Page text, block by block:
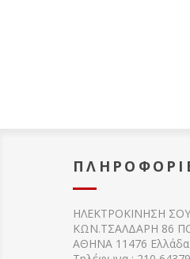
ΗΛΕΚΤΡΟΚΙΝΗΣΗ
ΚΩΝ.ΤΣΑΛΔΑΡΗ 86
ΑΘΗΝΑ 11476 Ελλάδα